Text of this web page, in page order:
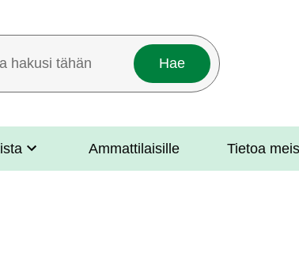
Ammattilaisille Tietoa